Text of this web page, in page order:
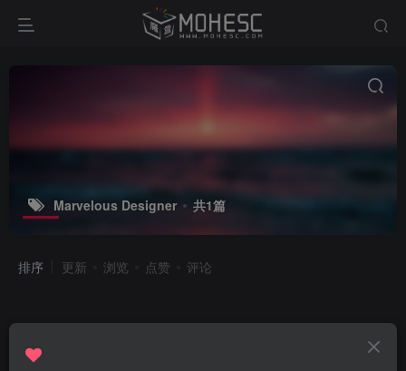
Marvelous Designer 共1篇
排序 更新 浏览 点赞 评论